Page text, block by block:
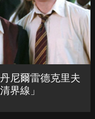
尼爾雷德克里夫
界線」